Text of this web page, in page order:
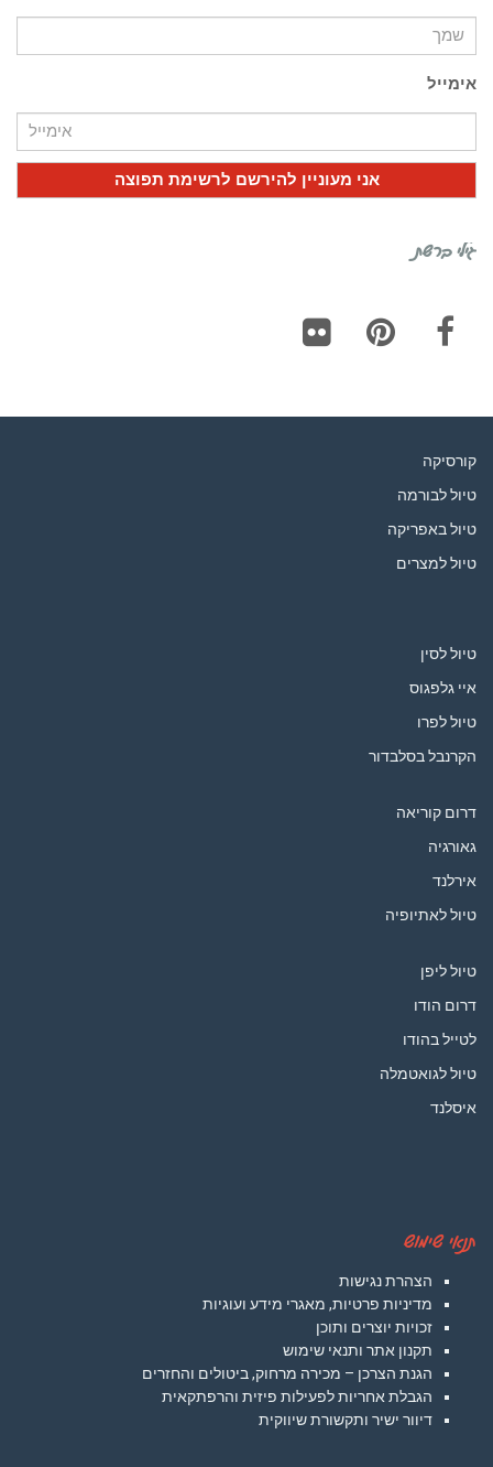
אימייל
גילי ברשת
קורסיקה
טיול לבורמה
טיול באפריקה
טיול למצרים
טיול לסין
איי גלפגוס
טיול לפרו
הקרנבל בסלבדור
דרום קוריאה
גאורגיה
אירלנד
טיול לאתיופיה
טיול ליפן
דרום הודו
לטייל בהודו
טיול לגואטמלה
איסלנד
תנאי שימוש
הצהרת נגישות
מדיניות פרטיות, מאגרי מידע ועוגיות
זכויות יוצרים ותוכן
תקנון אתר ותנאי שימוש
הגנת הצרכן – מכירה מרחוק, ביטולים והחזרים
הגבלת אחריות לפעילות פיזית והרפתקאית
דיוור ישיר ותקשורת שיווקית